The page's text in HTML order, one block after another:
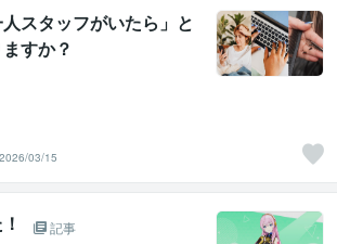
スタッフがいたら」と
すか？
2026/03/15
記事